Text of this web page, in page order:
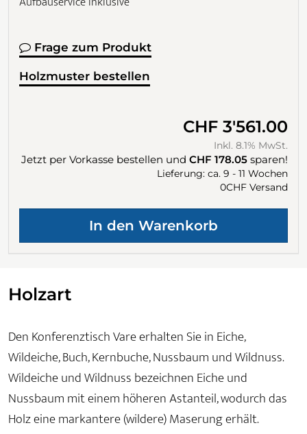
Frage zum Produkt
Holzmuster bestellen
CHF 3'561.00
Inkl. 8.1% MwSt.
Jetzt per Vorkasse bestellen und CHF 178.05 sparen!
Lieferung: ca. 9 - 11 Wochen
0CHF Versand
Holzart
Den Konferenztisch Vare erhalten Sie in Eiche,
Wildeiche, Buch, Kernbuche, Nussbaum und Wildnuss.
Wildeiche und Wildnuss bezeichnen Eiche und
Nussbaum mit einem höheren Astanteil, wodurch das
Holz eine markantere (wildere) Maserung erhält.